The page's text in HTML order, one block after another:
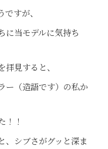
すが、
に当モデルに気持ち
見すると、
ー（造語です）の私か
！！
、シブさがグッと深ま